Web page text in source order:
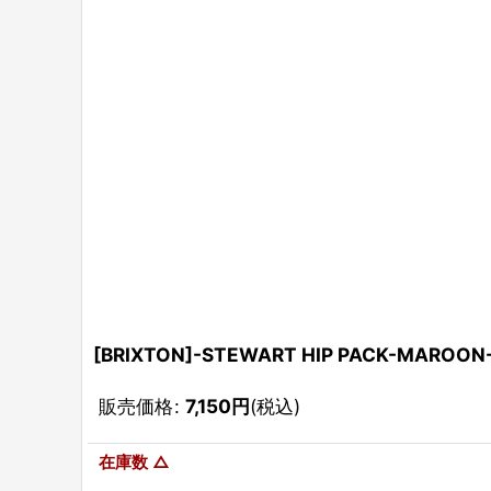
[BRIXTON]-STEWART HIP PACK-
販売価格: 7,150円(税込)
在庫数 △